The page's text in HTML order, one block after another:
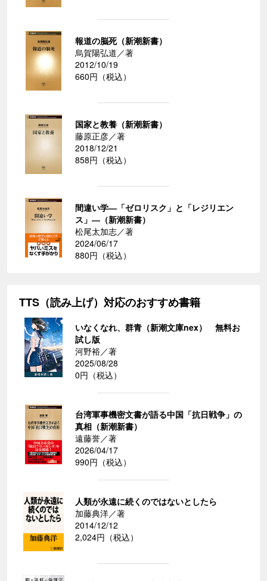
報道の脳死（新潮新書）
烏賀陽弘道／著
2012/10/19
660円（税込）
国家と教養（新潮新書）
藤原正彦／著
2018/12/21
858円（税込）
間違い学―「ゼロリスク」と「レジリエン
ス」―（新潮新書）
松尾太加志／著
2024/06/17
880円（税込）
TTS（読み上げ）対応のおすすめ書籍
いなくなれ、群青（新潮文庫nex） 無料お
試し版
河野裕／著
2025/08/28
0円（税込）
台湾軍事機密文書が語る中国「抗日戦争」の
真相（新潮新書）
遠藤誉／著
2026/04/17
990円（税込）
人類が永遠に続くのではないとしたら
加藤典洋／著
2014/12/12
2,024円（税込）